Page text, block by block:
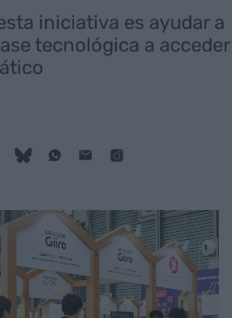
iniciativa es ayudar a
tecnológica a acceder